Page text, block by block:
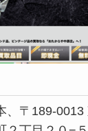
、〒189-